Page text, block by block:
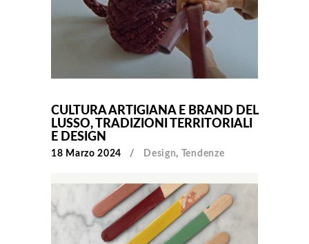
CULTURA ARTIGIANA E BRAND DEL
LUSSO, TRADIZIONI TERRITORIALI
E DESIGN
18 Marzo 2024 Design, Tendenze